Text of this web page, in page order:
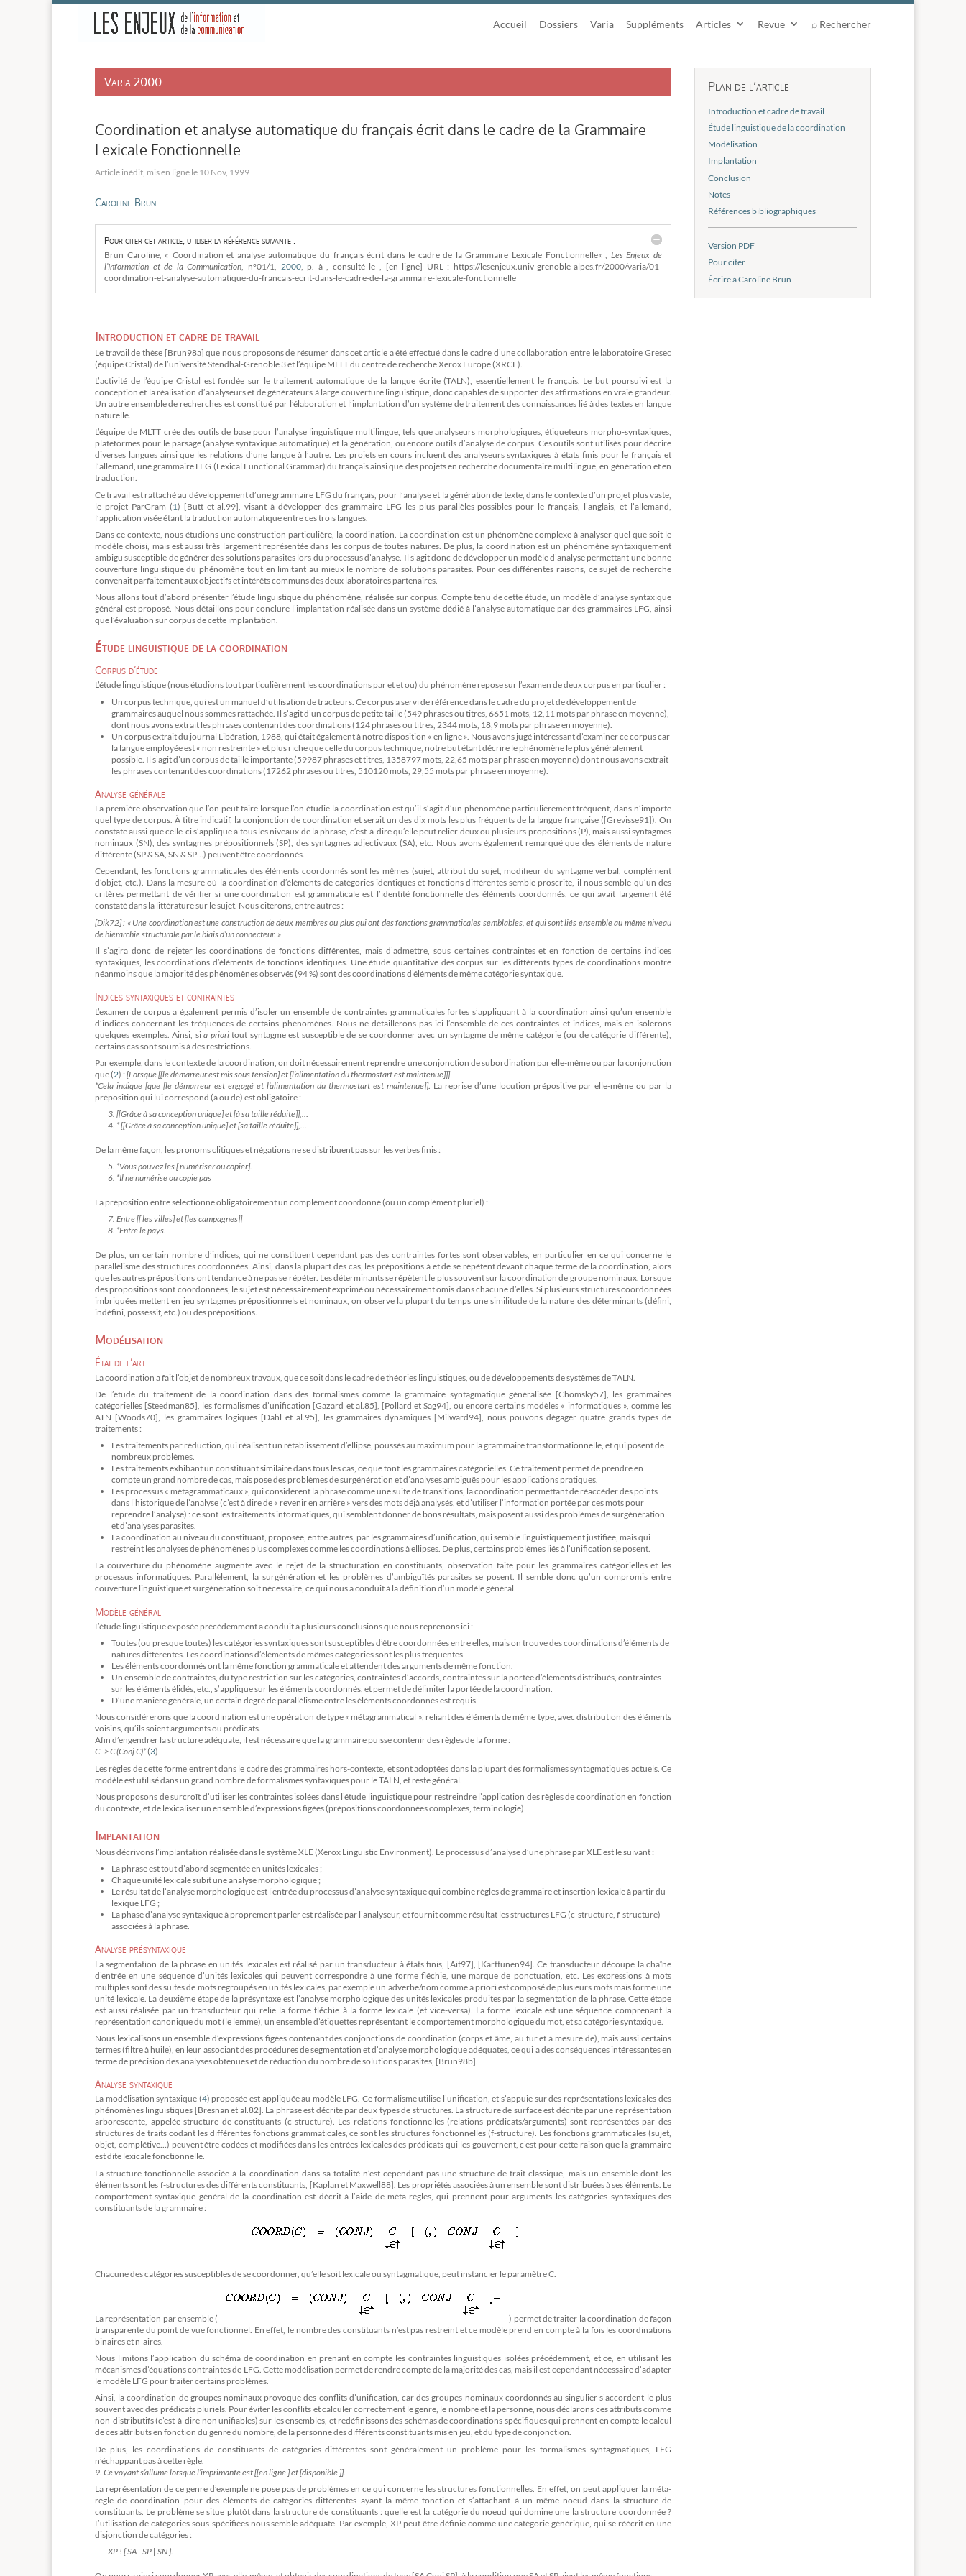
-
Accueil Dossiers Varia Suppléments Articles Revue ⌕ Rechercher
Varia 2000
Coordination et analyse automatique du français écrit dans le cadre de la Grammaire
Lexicale Fonctionnelle
10 Nov, 1999
Caroline Brun
Pour citer cet article, utiliser la référence suivante :
Brun Caroline, « Coordination et analyse automatique du français écrit dans le cadre de la Grammaire Lexicale Fonctionnelle« , Les Enjeux de
l’Information et de la Communication , n°01/1, 2000, p. à , consulté le
, [en ligne] URL : https://lesenjeux.univ-grenoble-alpes.fr/2000/varia/01-
coordination-et-analyse-automatique-du-francais-ecrit-dans-le-cadre-de-la-grammaire-lexicale-fonctionnelle
Introduction et cadre de travail
Le travail de thèse [Brun98a] que nous proposons de résumer dans cet article a été effectué dans le cadre d’une collaboration entre le laboratoire Gresec
(équipe Cristal) de l’université Stendhal-Grenoble 3 et l’équipe MLTT du centre de recherche Xerox Europe (XRCE).
L’activité de l’équipe Cristal est fondée sur le traitement automatique de la langue écrite (TALN), essentiellement le français. Le but poursuivi est la
conception et la réalisation d’analyseurs et de générateurs à large couverture linguistique, donc capables de supporter des affirmations en vraie grandeur.
Un autre ensemble de recherches est constitué par l’élaboration et l’implantation d’un système de traitement des connaissances lié à des textes en langue
naturelle.
L’équipe de MLTT crée des outils de base pour l’analyse linguistique multilingue, tels que analyseurs morphologiques, étiqueteurs morpho-syntaxiques,
plateformes pour le parsage (analyse syntaxique automatique) et la génération, ou encore outils d’analyse de corpus. Ces outils sont utilisés pour décrire
diverses langues ainsi que les relations d’une langue à l’autre. Les projets en cours incluent des analyseurs syntaxiques à états finis pour le français et
l’allemand, une grammaire LFG (Lexical Functional Grammar) du français ainsi que des projets en recherche documentaire multilingue, en génération et en
traduction.
Ce travail est rattaché au développement d’une grammaire LFG du français, pour l’analyse et la génération de texte, dans le contexte d’un projet plus vaste,
le projet ParGram (1) [Butt et al.99], visant à développer des grammaire LFG les plus parallèles possibles pour le français, l’anglais, et l’allemand,
l’application visée étant la traduction automatique entre ces trois langues.
Dans ce contexte, nous étudions une construction particulière, la coordination. La coordination est un phénomène complexe à analyser quel que soit le
modèle choisi, mais est aussi très largement représentée dans les corpus de toutes natures. De plus, la coordination est un phénomène syntaxiquement
ambigu susceptible de générer des solutions parasites lors du processus d’analyse. Il s’agit donc de développer un modèle d’analyse permettant une bonne
couverture linguistique du phénomène tout en limitant au mieux le nombre de solutions parasites. Pour ces différentes raisons, ce sujet de recherche
convenait parfaitement aux objectifs et intérêts communs des deux laboratoires partenaires.
Nous allons tout d’abord présenter l’étude linguistique du phénomène, réalisée sur corpus. Compte tenu de cette étude, un modèle d’analyse syntaxique
général est proposé. Nous détaillons pour conclure l’implantation réalisée dans un système dédié à l’analyse automatique par des grammaires LFG, ainsi
que l’évaluation sur corpus de cette implantation.
Étude linguistique de la coordination
Corpus d’étude
L’étude linguistique (nous étudions tout particulièrement les coordinations par et et ou) du phénomène repose sur l’examen de deux corpus en particulier :
Un corpus technique, qui est un manuel d’utilisation de tracteurs. Ce corpus a servi de référence dans le cadre du projet de développement de
grammaires auquel nous sommes rattachée. Il s’agit d’un corpus de petite taille (549 phrases ou titres, 6651 mots, 12,11 mots par phrase en moyenne),
dont nous avons extrait les phrases contenant des coordinations (124 phrases ou titres, 2344 mots, 18,9 mots par phrase en moyenne).
Un corpus extrait du journal Libération, 1988, qui était également à notre disposition « en ligne ». Nous avons jugé intéressant d’examiner ce corpus car
la langue employée est « non restreinte » et plus riche que celle du corpus technique, notre but étant décrire le phénomène le plus généralement
possible. Il s’agit d’un corpus de taille importante (59987 phrases et titres, 1358797 mots, 22,65 mots par phrase en moyenne) dont nous avons extrait
les phrases contenant des coordinations (17262 phrases ou titres, 510120 mots, 29,55 mots par phrase en moyenne).
Analyse générale
La première observation que l’on peut faire lorsque l’on étudie la coordination est qu’il s’agit d’un phénomène particulièrement fréquent, dans n’importe
quel type de corpus. À titre indicatif, la conjonction de coordination et serait un des dix mots les plus fréquents de la langue française ([Grevisse91]). On
constate aussi que celle-ci s’applique à tous les niveaux de la phrase, c’est-à-dire qu’elle peut relier deux ou plusieurs propositions (P), mais aussi syntagmes
nominaux (SN), des syntagmes prépositionnels (SP), des syntagmes adjectivaux (SA), etc. Nous avons également remarqué que des éléments de nature
différente (SP & SA, SN & SP…) peuvent être coordonnés.
Cependant, les fonctions grammaticales des éléments coordonnés sont les mêmes (sujet, attribut du sujet, modifieur du syntagme verbal, complément
d’objet, etc.). Dans la mesure où la coordination d’éléments de catégories identiques et fonctions différentes semble proscrite, il nous semble qu’un des
critères permettant de vérifier si une coordination est grammaticale est l’identité fonctionnelle des éléments coordonnés, ce qui avait largement été
constaté dans la littérature sur le sujet. Nous citerons, entre autres :
[Dik72] : « Une coordination est une construction de deux membres ou plus qui ont des fonctions grammaticales semblables, et qui sont liés ensemble au même niveau
de hiérarchie structurale par le biais d’un connecteur. »
Il s’agira donc de rejeter les coordinations de fonctions différentes, mais d’admettre, sous certaines contraintes et en fonction de certains indices
syntaxiques, les coordinations d’éléments de fonctions identiques. Une étude quantitative des corpus sur les différents types de coordinations montre
néanmoins que la majorité des phénomènes observés (94 %) sont des coordinations d’éléments de même catégorie syntaxique.
Indices syntaxiques et contraintes
L’examen de corpus a également permis d’isoler un ensemble de contraintes grammaticales fortes s’appliquant à la coordination ainsi qu’un ensemble
d’indices concernant les fréquences de certains phénomènes. Nous ne détaillerons pas ici l’ensemble de ces contraintes et indices, mais en isolerons
quelques exemples. Ainsi, sia prioritout syntagme est susceptible de se coordonner avec un syntagme de même catégorie (ou de catégorie différente),
certains cas sont soumis à des restrictions.
Par exemple, dans le contexte de la coordination, on doit nécessairement reprendre une conjonction de subordination par elle-même ou par la conjonction
que (2) : [Lorsque [[le démarreur est mis sous tension] et [l’alimentation du thermostart est maintenue]]]
*Cela indique [que [le démarreur est engagé et l’alimentation du thermostart est maintenue]]. La reprise d’une locution prépositive par elle-même ou par la
préposition qui lui correspond (à ou de) est obligatoire :
3. [[Grâce à sa conception unique] et [à sa taille réduite]],…
4. * [[Grâce à sa conception unique] et [sa taille réduite]],…
De la même façon, les pronoms clitiques et négations ne se distribuent pas sur les verbes finis :
5. *Vous pouvez les [ numériser ou copier].
6. *Il ne numérise ou copie pas
La préposition entre sélectionne obligatoirement un complément coordonné (ou un complément pluriel) :
7. Entre [[ les villes] et [les campagnes]]
8. *Entre le pays.
De plus, un certain nombre d’indices, qui ne constituent cependant pas des contraintes fortes sont observables, en particulier en ce qui concerne le
parallélisme des structures coordonnées. Ainsi, dans la plupart des cas, les prépositions à et de se répètent devant chaque terme de la coordination, alors
que les autres prépositions ont tendance à ne pas se répéter. Les déterminants se répètent le plus souvent sur la coordination de groupe nominaux. Lorsque
des propositions sont coordonnées, le sujet est nécessairement exprimé ou nécessairement omis dans chacune d’elles. Si plusieurs structures coordonnées
imbriquées mettent en jeu syntagmes prépositionnels et nominaux, on observe la plupart du temps une similitude de la nature des déterminants (défini,
indéfini, possessif, etc.) ou des prépositions.
Modélisation
État de l’art
La coordination a fait l’objet de nombreux travaux, que ce soit dans le cadre de théories linguistiques, ou de développements de systèmes de TALN.
De l’étude du traitement de la coordination dans des formalismes comme la grammaire syntagmatique généralisée [Chomsky57], les grammaires
catégorielles [Steedman85], les formalismes d’unification [Gazard et al.85], [Pollard et Sag94], ou encore certains modèles « informatiques », comme les
ATN [Woods70], les grammaires logiques [Dahl et al.95], les grammaires dynamiques [Milward94], nous pouvons dégager quatre grands types de
traitements :
Les traitements par réduction, qui réalisent un rétablissement d’ellipse, poussés au maximum pour la grammaire transformationnelle, et qui posent de
nombreux problèmes.
Les traitements exhibant un constituant similaire dans tous les cas, ce que font les grammaires catégorielles. Ce traitement permet de prendre en
compte un grand nombre de cas, mais pose des problèmes de surgénération et d’analyses ambiguës pour les applications pratiques.
Les processus « métagrammaticaux », qui considèrent la phrase comme une suite de transitions, la coordination permettant de réaccéder des points
dans l’historique de l’analyse (c’est à dire de « revenir en arrière » vers des mots déjà analysés, et d’utiliser l’information portée par ces mots pour
reprendre l’analyse) : ce sont les traitements informatiques, qui semblent donner de bons résultats, mais posent aussi des problèmes de surgénération
et d’analyses parasites.
La coordination au niveau du constituant, proposée, entre autres, par les grammaires d’unification, qui semble linguistiquement justifiée, mais qui
restreint les analyses de phénomènes plus complexes comme les coordinations à ellipses. De plus, certains problèmes liés à l’unification se posent.
La couverture du phénomène augmente avec le rejet de la structuration en constituants, observation faite pour les grammaires catégorielles et les
processus informatiques. Parallèlement, la surgénération et les problèmes d’ambiguïtés parasites se posent. Il semble donc qu’un compromis entre
couverture linguistique et surgénération soit nécessaire, ce qui nous a conduit à la définition d’un modèle général.
Modèle général
L’étude linguistique exposée précédemment a conduit à plusieurs conclusions que nous reprenons ici :
Toutes (ou presque toutes) les catégories syntaxiques sont susceptibles d’être coordonnées entre elles, mais on trouve des coordinations d’éléments de
natures différentes. Les coordinations d’éléments de mêmes catégories sont les plus fréquentes.
Les éléments coordonnés ont la même fonction grammaticale et attendent des arguments de même fonction.
Un ensemble de contraintes, du type restriction sur les catégories, contraintes d’accords, contraintes sur la portée d’éléments distribués, contraintes
sur les éléments élidés, etc., s’applique sur les éléments coordonnés, et permet de délimiter la portée de la coordination.
D’une manière générale, un certain degré de parallélisme entre les éléments coordonnés est requis.
Nous considérerons que la coordination est une opération de type « métagrammatical », reliant des éléments de même type, avec distribution des éléments
voisins, qu’ils soient arguments ou prédicats.
Afin d’engendrer la structure adéquate, il est nécessaire que la grammaire puisse contenir des règles de la forme :
C -> C (Conj C)*(3)
Les règles de cette forme entrent dans le cadre des grammaires hors-contexte, et sont adoptées dans la plupart des formalismes syntagmatiques actuels. Ce
modèle est utilisé dans un grand nombre de formalismes syntaxiques pour le TALN, et reste général.
Nous proposons de surcroît d’utiliser les contraintes isolées dans l’étude linguistique pour restreindre l’application des règles de coordination en fonction
du contexte, et de lexicaliser un ensemble d’expressions figées (prépositions coordonnées complexes, terminologie).
Implantation
Nous décrivons l’implantation réalisée dans le système XLE (Xerox Linguistic Environment). Le processus d’analyse d’une phrase par XLE est le suivant :
La phrase est tout d’abord segmentée en unités lexicales ;
Chaque unité lexicale subit une analyse morphologique ;
Le résultat de l’analyse morphologique est l’entrée du processus d’analyse syntaxique qui combine règles de grammaire et insertion lexicale à partir du
lexique LFG ;
La phase d’analyse syntaxique à proprement parler est réalisée par l’analyseur, et fournit comme résultat les structures LFG (c-structure, f-structure)
associées à la phrase.
Analyse présyntaxique
La segmentation de la phrase en unités lexicales est réalisé par un transducteur à états finis, [Ait97], [Karttunen94]. Ce transducteur découpe la chaîne
d’entrée en une séquence d’unités lexicales qui peuvent correspondre à une forme fléchie, une marque de ponctuation, etc. Les expressions à mots
multiples sont des suites de mots regroupés en unités lexicales, par exemple un adverbe/nom comme a priori est composé de plusieurs mots mais forme une
unité lexicale. La deuxième étape de la présyntaxe est l’analyse morphologique des unités lexicales produites par la segmentation de la phrase. Cette étape
est aussi réalisée par un transducteur qui relie la forme fléchie à la forme lexicale (et vice-versa). La forme lexicale est une séquence comprenant la
représentation canonique du mot (le lemme), un ensemble d’étiquettes représentant le comportement morphologique du mot, et sa catégorie syntaxique.
Nous lexicalisons un ensemble d’expressions figées contenant des conjonctions de coordination (corps et âme, au fur et à mesure de), mais aussi certains
termes (filtre à huile), en leur associant des procédures de segmentation et d’analyse morphologique adéquates, ce qui a des conséquences intéressantes en
terme de précision des analyses obtenues et de réduction du nombre de solutions parasites, [Brun98b].
Analyse syntaxique
La modélisation syntaxique (4) proposée est appliquée au modèle LFG. Ce formalisme utilise l’unification, et s’appuie sur des représentations lexicales des
phénomènes linguistiques [Bresnan et al.82]. La phrase est décrite par deux types de structures. La structure de surface est décrite par une représentation
arborescente, appelée structure de constituants (c-structure). Les relations fonctionnelles (relations prédicats/arguments) sont représentées par des
structures de traits codant les différentes fonctions grammaticales, ce sont les structures fonctionnelles (f-structure). Les fonctions grammaticales (sujet,
objet, complétive…) peuvent être codées et modifiées dans les entrées lexicales des prédicats qui les gouvernent, c’est pour cette raison que la grammaire
est dite lexicale fonctionnelle.
La structure fonctionnelle associée à la coordination dans sa totalité n’est cependant pas une structure de trait classique, mais un ensemble dont les
éléments sont les f-structures des différents constituants, [Kaplan et Maxwell88]. Les propriétés associées à un ensemble sont distribuées à ses éléments. Le
comportement syntaxique général de la coordination est décrit à l’aide de méta-règles, qui prennent pour arguments les catégories syntaxiques des
constituants de la grammaire :
Chacune des catégories susceptibles de se coordonner, qu’elle soit lexicale ou syntagmatique, peut instancier le paramètre C.
La représentation par ensemble (
) permet de traiter la coordination de façon
transparente du point de vue fonctionnel. En effet, le nombre des constituants n’est pas restreint et ce modèle prend en compte à la fois les coordinations
binaires et n-aires.
Nous limitons l’application du schéma de coordination en prenant en compte les contraintes linguistiques isolées précédemment, et ce, en utilisant les
mécanismes d’équations contraintes de LFG. Cette modélisation permet de rendre compte de la majorité des cas, mais il est cependant nécessaire d’adapter
le modèle LFG pour traiter certains problèmes.
Ainsi, la coordination de groupes nominaux provoque des conflits d’unification, car des groupes nominaux coordonnés au singulier s’accordent le plus
souvent avec des prédicats pluriels. Pour éviter les conflits et calculer correctement le genre, le nombre et la personne, nous déclarons ces attributs comme
non-distributifs (c’est-à-dire non unifiables) sur les ensembles, et redéfinissons des schémas de coordinations spécifiques qui prennent en compte le calcul
de ces attributs en fonction du genre du nombre, de la personne des différents constituants mis en jeu, et du type de conjonction.
De plus, les coordinations de constituants de catégories différentes sont généralement un problème pour les formalismes syntagmatiques, LFG
n’échappant pas à cette règle.
9. Ce voyant s’allume lorsque l’imprimante est [[en ligne ] et [disponible ]].
La représentation de ce genre d’exemple ne pose pas de problèmes en ce qui concerne les structures fonctionnelles. En effet, on peut appliquer la méta-
règle de coordination pour des éléments de catégories différentes ayant la même fonction et s’attachant à un même noeud dans la structure de
constituants. Le problème se situe plutôt dans la structure de constituants : quelle est la catégorie du noeud qui domine une la structure coordonnée ?
L’utilisation de catégories sous-spécifiées nous semble adéquate. Par exemple, XP peut être définie comme une catégorie générique, qui se réécrit en une
disjonction de catégories :
XP ! { SA | SP | SN }.
Plan de l’article
Introduction et cadre de travail
Étude linguistique de la coordination
Modélisation
Implantation
Conclusion
Notes
Références bibliographiques
Version PDF
Pour citer
Écrire à Caroline Brun